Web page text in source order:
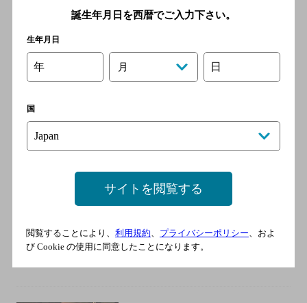
所前駅
旬彩処まつ川
集家
[焼き鳥]
熊本市電２号線 市役所前駅
／熊本市電幹線 熊本城前駅
誕生年月日を西暦でご入力下さい。
生年月日
年 月 日
国
サイトを閲覧する
閲覧することにより、 利用規約 プライバシーポリシー 、およ
び Cookie の使用に同意したことになります。